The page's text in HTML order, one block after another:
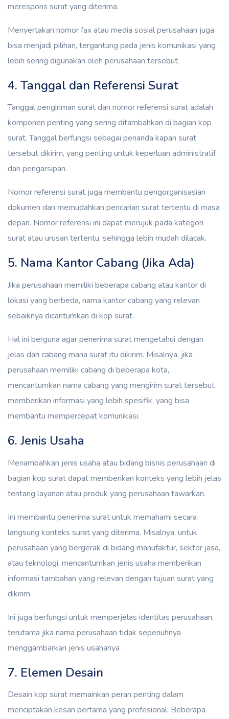
merespons surat yang diterima.
Menyertakan nomor fax atau media sosial perusahaan juga
bisa menjadi pilihan, tergantung pada jenis komunikasi yang
lebih sering digunakan oleh perusahaan tersebut.
4. Tanggal dan Referensi Surat
Tanggal pengiriman surat dan nomor referensi surat adalah
komponen penting yang sering ditambahkan di bagian kop
surat. Tanggal berfungsi sebagai penanda kapan surat
tersebut dikirim, yang penting untuk keperluan administratif
dan pengarsipan.
Nomor referensi surat juga membantu pengorganisasian
dokumen dan memudahkan pencarian surat tertentu di masa
depan. Nomor referensi ini dapat merujuk pada kategori
surat atau urusan tertentu, sehingga lebih mudah dilacak.
5. Nama Kantor Cabang (Jika Ada)
Jika perusahaan memiliki beberapa cabang atau kantor di
lokasi yang berbeda, nama kantor cabang yang relevan
sebaiknya dicantumkan di kop surat.
Hal ini berguna agar penerima surat mengetahui dengan
jelas dari cabang mana surat itu dikirim. Misalnya, jika
perusahaan memiliki cabang di beberapa kota,
mencantumkan nama cabang yang mengirim surat tersebut
memberikan informasi yang lebih spesifik, yang bisa
membantu mempercepat komunikasi.
6. Jenis Usaha
Menambahkan jenis usaha atau bidang bisnis perusahaan di
bagian kop surat dapat memberikan konteks yang lebih jelas
tentang layanan atau produk yang perusahaan tawarkan.
Ini membantu penerima surat untuk memahami secara
langsung konteks surat yang diterima. Misalnya, untuk
perusahaan yang bergerak di bidang manufaktur, sektor jasa,
atau teknologi, mencantumkan jenis usaha memberikan
informasi tambahan yang relevan dengan tujuan surat yang
dikirim.
Ini juga berfungsi untuk memperjelas identitas perusahaan,
terutama jika nama perusahaan tidak sepenuhnya
menggambarkan jenis usahanya
7. Elemen Desain
Desain kop surat memainkan peran penting dalam
menciptakan kesan pertama yang profesional. Beberapa